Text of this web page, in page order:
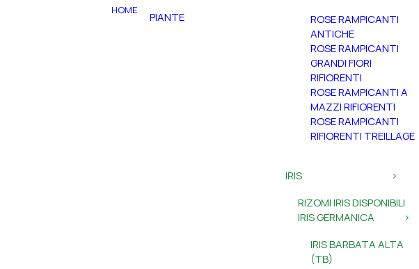
HOME PIANTE
ROSE RAMPICANTI
ANTICHE
ROSE RAMPICANTI
GRANDI FIORI
RIFIORENTI
ROSE RAMPICANTI A
MAZZI RIFIORENTI
ROSE RAMPICANTI
RIFIORENTI TREILLAGE
IRIS
RIZOMI IRIS DISPONIBILI
IRIS GERMANICA
IRIS BARBATA ALTA
(TB)